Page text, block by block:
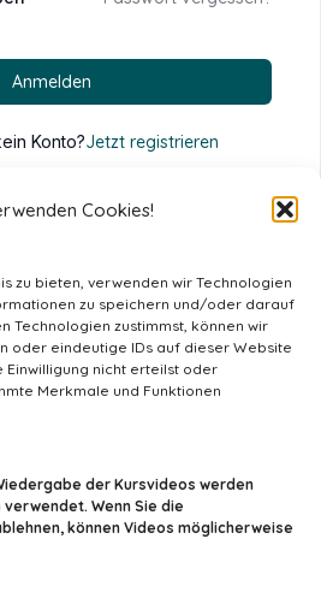
Cookies!
zu bieten, verwenden wir Technologien
zu speichern und/oder darauf
Technologien zustimmst, können wir
oder eindeutige IDs auf dieser Website
nicht erteilst oder
Merkmale und Funktionen
der Kursvideos werden
Wenn Sie die
können Videos möglicherweise
Anmelden
Konto?Jetzt registrieren
wissen.de